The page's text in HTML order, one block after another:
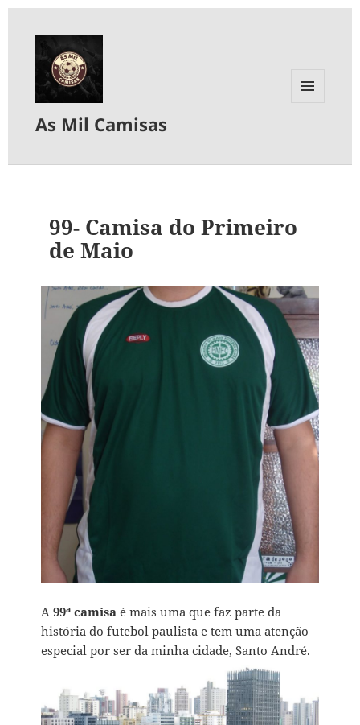
As Mil Camisas
99- Camisa do Primeiro
de Maio
A99ª camisaé mais uma que faz parte da
história do futebol paulista e tem uma atenção
especial por ser da minha cidade, Santo André.